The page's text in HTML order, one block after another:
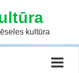
kultūra